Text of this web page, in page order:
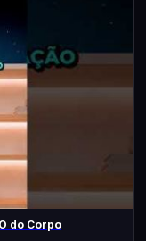
do Corpo